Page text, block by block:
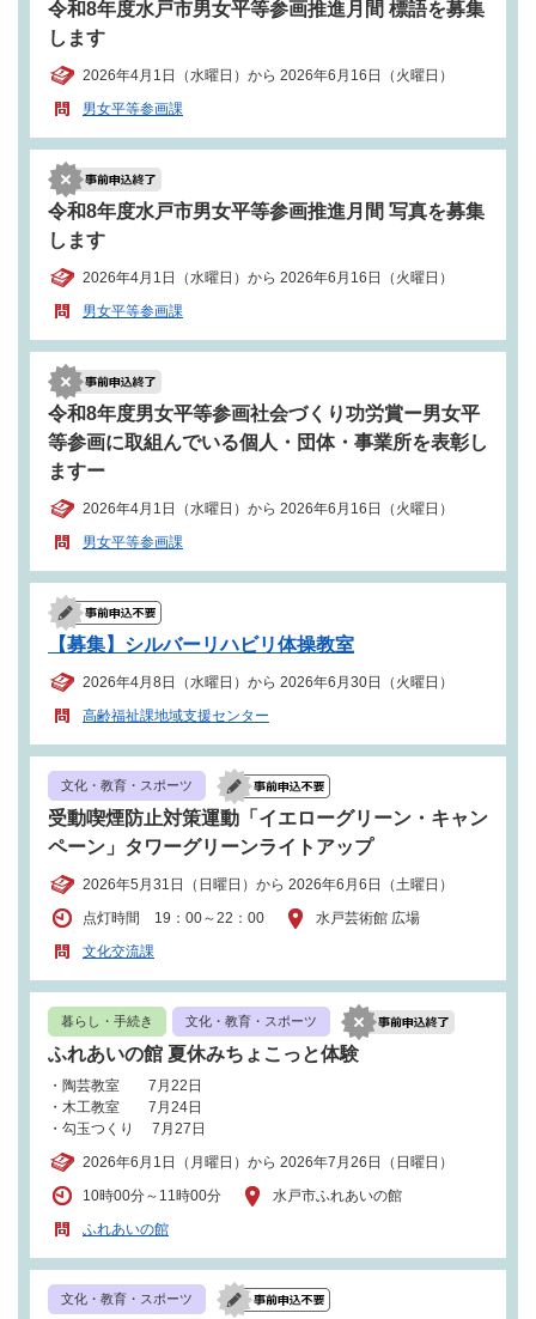
令和8年度水戸市男女平等参画推進月間 標語を募集
します
2026年4月1日（水曜日）から 2026年6月16日（火曜日）
男女平等参画課
令和8年度水戸市男女平等参画推進月間 写真を募集
します
2026年4月1日（水曜日）から 2026年6月16日（火曜日）
男女平等参画課
令和8年度男女平等参画社会づくり功労賞ー男女平
等参画に取組んでいる個人・団体・事業所を表彰し
ますー
2026年4月1日（水曜日）から 2026年6月16日（火曜日）
男女平等参画課
【募集】シルバーリハビリ体操教室
2026年4月8日（水曜日）から 2026年6月30日（火曜日）
高齢福祉課地域支援センター
文化・教育・スポーツ
受動喫煙防止対策運動「イエローグリーン・キャン
ペーン」タワーグリーンライトアップ
2026年5月31日（日曜日）から 2026年6月6日（土曜日）
点灯時間 19：00～22：00
水戸芸術館 広場
文化交流課
暮らし・手続き 文化・教育・スポーツ
ふれあいの館 夏休みちょこっと体験
・陶芸教室 7月22日
・木工教室 7月24日
・勾玉つくり 7月27日
2026年6月1日（月曜日）から 2026年7月26日（日曜日）
10時00分～11時00分
水戸市ふれあいの館
ふれあいの館
文化・教育・スポーツ